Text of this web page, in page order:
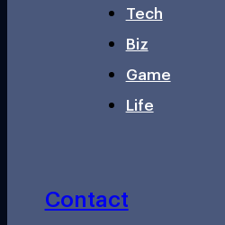
Tech
Biz
Game
Life
Contact